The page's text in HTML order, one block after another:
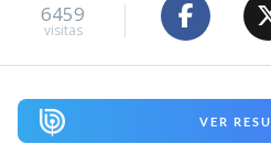
6459
visitas
VER